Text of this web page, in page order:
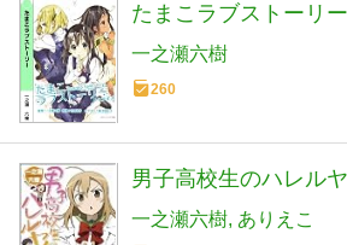
たまこラブストーリ
一之瀬六樹
260
男子高校生のハレル
一之瀬六樹 ありえこ